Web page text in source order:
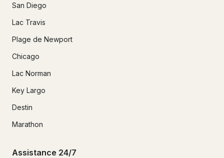
San Diego
Lac Travis
Plage de Newport
Chicago
Lac Norman
Key Largo
Destin
Marathon
Assistance 24/7